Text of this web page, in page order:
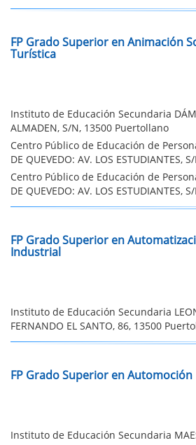
FP Grado Superior en Animación
Turística
Instituto de Educación Secundaria
ALMADEN, S/N, 13500 Puertollano
Centro Público de Educación de
DE QUEVEDO: AV. LOS ESTUDIANTES,
Centro Público de Educación de
DE QUEVEDO: AV. LOS ESTUDIANTES,
FP Grado Superior en
Industrial
Instituto de Educación Secundaria
FERNANDO EL SANTO, 86, 13500
FP Grado Superior en Automoción
Instituto de Educación Secundaria